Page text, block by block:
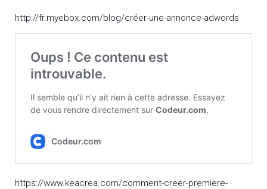
http://fr.myebox.com/blog/créer-une-annonce-adwords
https://www.keacrea.com/comment-creer-premiere-